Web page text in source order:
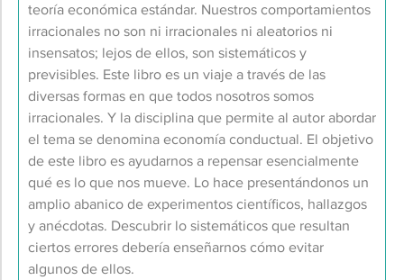
teoría económica estándar. Nuestros comportamientos
irracionales no son ni irracionales ni aleatorios ni
insensatos; lejos de ellos, son sistemáticos y
previsibles. Este libro es un viaje a través de las
diversas formas en que todos nosotros somos
irracionales. Y la disciplina que permite al autor abordar
el tema se denomina economía conductual. El objetivo
de este libro es ayudarnos a repensar esencialmente
qué es lo que nos mueve. Lo hace presentándonos un
amplio abanico de experimentos científicos, hallazgos
y anécdotas. Descubrir lo sistemáticos que resultan
ciertos errores debería enseñarnos cómo evitar
algunos de ellos.